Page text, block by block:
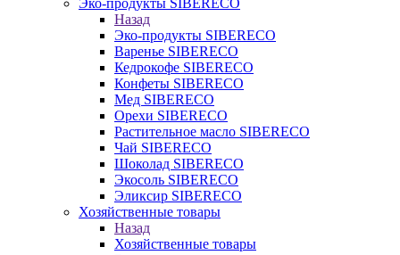
Эко-продукты SIBERECO
Назад
Эко-продукты SIBERECO
Варенье SIBERECO
Кедрокофе SIBERECO
Конфеты SIBERECO
Мед SIBERECO
Орехи SIBERECO
Растительное масло SIBERECO
Чай SIBERECO
Шоколад SIBERECO
Экосоль SIBERECO
Эликсир SIBERECO
Хозяйственные товары
Назад
Хозяйственные товары